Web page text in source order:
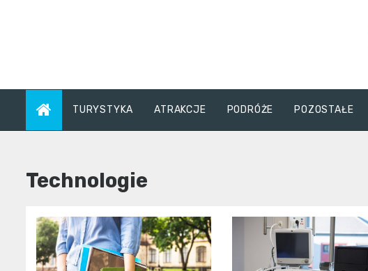
TURYSTYKA ATRAKCJE PODRÓŻE POZOSTAŁE
Technologie